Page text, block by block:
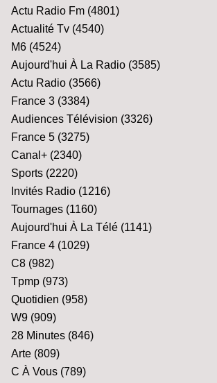
Actu Radio Fm (4801)
Actualité Tv (4540)
M6 (4524)
Aujourd'hui À La Radio (3585)
Actu Radio (3566)
France 3 (3384)
Audiences Télévision (3326)
France 5 (3275)
Canal+ (2340)
Sports (2220)
Invités Radio (1216)
Tournages (1160)
Aujourd'hui À La Télé (1141)
France 4 (1029)
C8 (982)
Tpmp (973)
Quotidien (958)
W9 (909)
28 Minutes (846)
Arte (809)
C À Vous (789)